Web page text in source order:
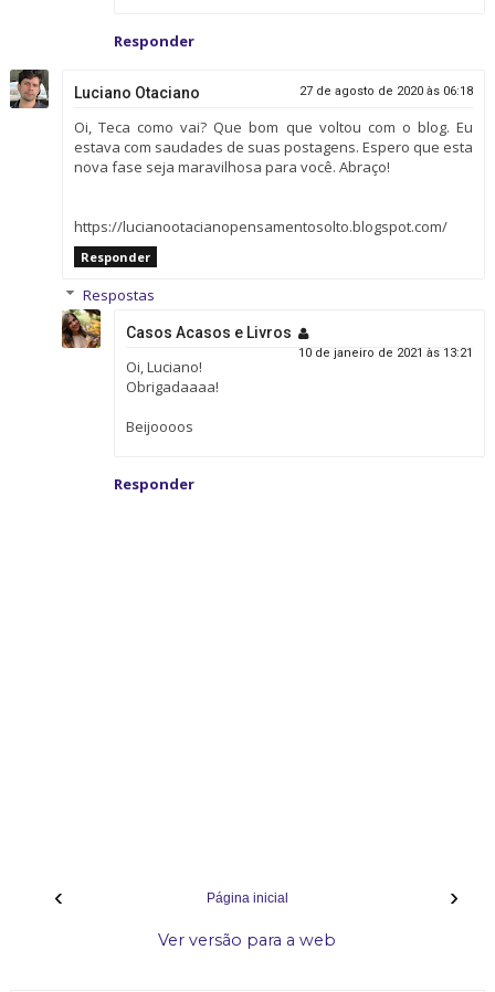
Responder
Luciano Otaciano 27 de agosto de 2020 às 06:18
Oi, Teca como vai? Que bom que voltou com o blog. Eu
estava com saudades de suas postagens. Espero que esta
nova fase seja maravilhosa para você. Abraço!
https://lucianootacianopensamentosolto.blogspot.com/
Responder
Respostas
Casos Acasos e Livros
10 de janeiro de 2021 às 13:21
Oi, Luciano!
Obrigadaaaa!
Beijoooos
Responder
‹ ›
Página inicial
Ver versão para a web